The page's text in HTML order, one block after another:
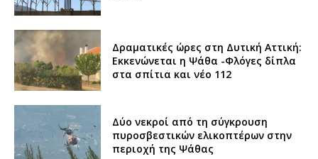
Δραματικές ώρες στη Δυτική Αττική:
Εκκενώνεται η Ψάθα -Φλόγες δίπλα
στα σπίτια και νέο 112
Δύο νεκροί από τη σύγκρουση
πυροσβεστικών ελικοπτέρων στην
περιοχή της Ψάθας